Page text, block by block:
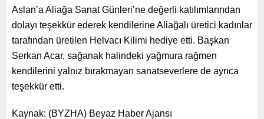
Aslan’a Aliağa Sanat Günleri’ne değerli katılımlarından
dolayı teşekkür ederek kendilerine Aliağalı üretici kadınlar
tarafından üretilen Helvacı Kilimi hediye etti. Başkan
Serkan Acar, sağanak halindeki yağmura rağmen
kendilerini yalnız bırakmayan sanatseverlere de ayrıca
teşekkür etti.
Kaynak: (BYZHA) Beyaz Haber Ajansı